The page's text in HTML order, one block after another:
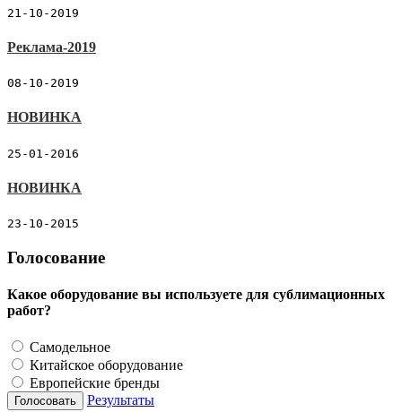
21-10-2019
Реклама-2019
08-10-2019
НОВИНКА
25-01-2016
НОВИНКА
23-10-2015
Голосование
Какое оборудование вы используете для сублимационных
работ?
Самодельное
Китайское оборудование
Европейские бренды
Голосовать Результаты